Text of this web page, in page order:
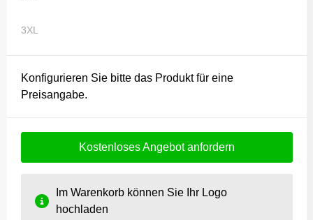
3XL
Konfigurieren Sie bitte das Produkt für eine
Preisangabe.
Kostenloses Angebot anfordern
Im Warenkorb können Sie Ihr Logo
hochladen